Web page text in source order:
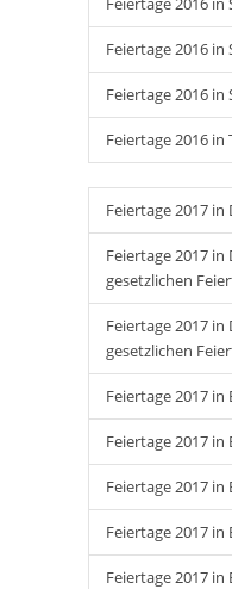
Feiertage 2016 in
Feiertage 2016
Feiertage 2016 in
Feiertage 2017
Feiertage 2017
gesetzlichen
Feiertage 2017
gesetzlichen
Feiertage 2017
Feiertage 2017 in
Feiertage 2017 in
Feiertage 2017
Feiertage 2017 in